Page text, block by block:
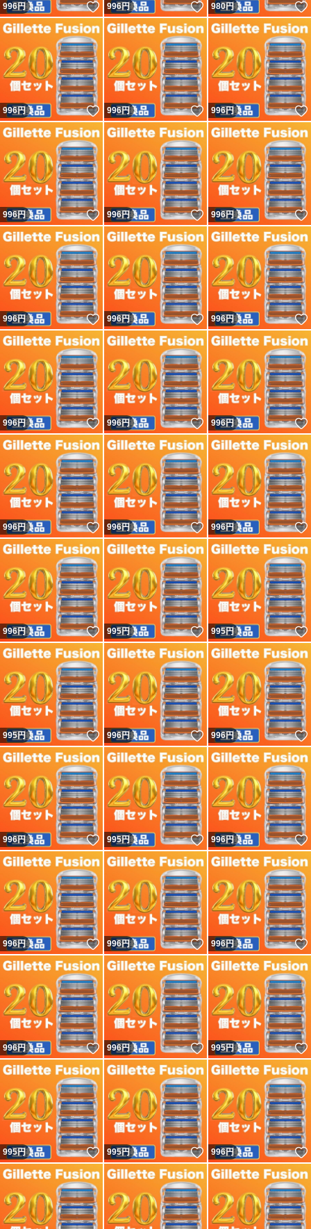
996円 いいね！
996円 いいね！
980円
996円 いいね！
996円 いいね！
996円
996円 いいね！
996円 いいね！
996円
996円 いいね！
996円 いいね！
996円
996円 いいね！
996円 いいね！
996円
996円 いいね！
996円 いいね！
996円
996円 いいね！
995円 いいね！
995円
995円 いいね！
996円 いいね！
996円
996円 いいね！
995円 いいね！
996円
996円 いいね！
996円 いいね！
996円
996円 いいね！
996円 いいね！
995円
995円 いいね！
995円 いいね！
996円